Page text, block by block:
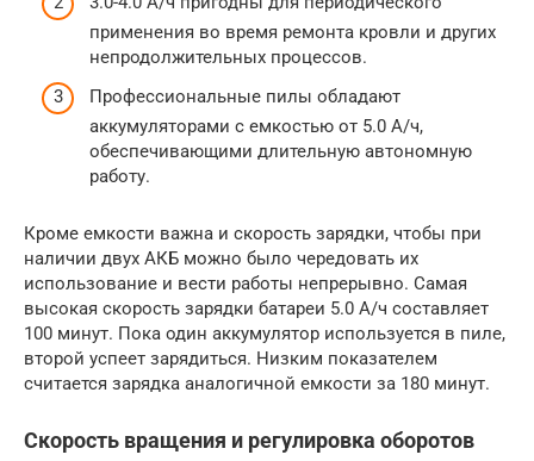
применения во время ремонта кровли и других
непродолжительных процессов.
Профессиональные пилы обладают
аккумуляторами с емкостью от 5.0 А/ч,
обеспечивающими длительную автономную
работу.
Кроме емкости важна и скорость зарядки, чтобы при
наличии двух АКБ можно было чередовать их
использование и вести работы непрерывно. Самая
высокая скорость зарядки батареи 5.0 А/ч составляет
100 минут. Пока один аккумулятор используется в пиле,
второй успеет зарядиться. Низким показателем
считается зарядка аналогичной емкости за 180 минут.
Скорость вращения и регулировка оборотов